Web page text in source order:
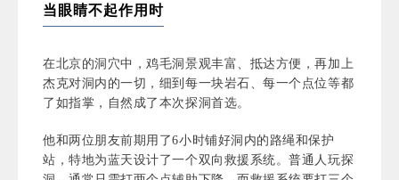
当眼睛不起作用时
在北京的洞穴中，鸡毛洞景观丰富、抵达方便，再加上
杰克对洞内的一切，细到每一块岩石、每一个点位等都
了如指掌，自然成了本次探洞首选。
他和两位朋友前期用了6小时铺好洞内的路绳和保护
站，特地为蓝天设计了一个双向救援系统。普通人玩探